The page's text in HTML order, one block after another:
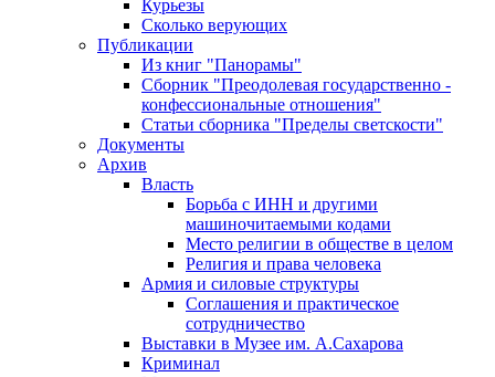
Курьезы
Сколько верующих
Публикации
Из книг "Панорамы"
Сборник "Преодолевая государственно -
конфессиональные отношения"
Статьи сборника "Пределы светскости"
Документы
Архив
Власть
Борьба с ИНН и другими
машиночитаемыми кодами
Место религии в обществе в целом
Религия и права человека
Армия и силовые структуры
Соглашения и практическое
сотрудничество
Выставки в Музее им. А.Сахарова
Криминал